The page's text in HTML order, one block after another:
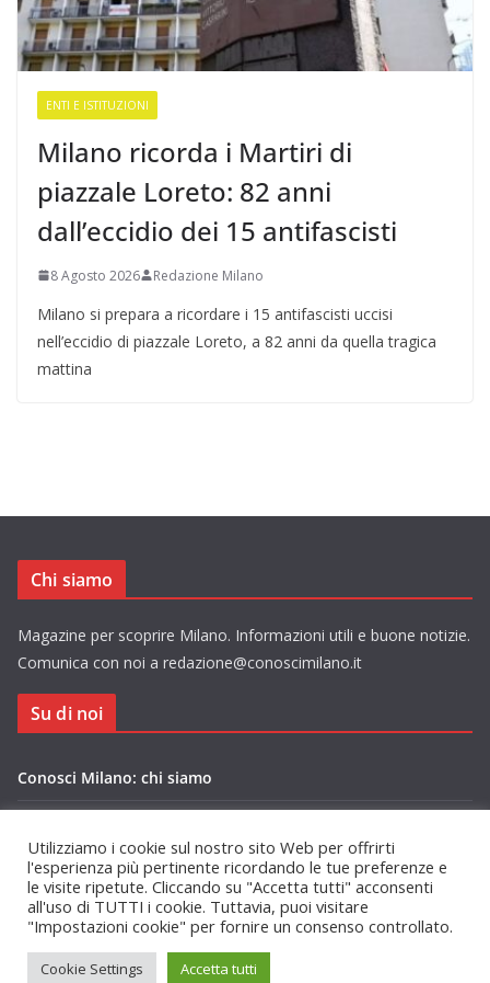
ENTI E ISTITUZIONI
Milano ricorda i Martiri di
piazzale Loreto: 82 anni
dall’eccidio dei 15 antifascisti
8 Agosto 2026 Redazione Milano
Milano si prepara a ricordare i 15 antifascisti uccisi
nell’eccidio di piazzale Loreto, a 82 anni da quella tragica
mattina
Chi siamo
Magazine per scoprire Milano. Informazioni utili e buone notizie.
Comunica con noi a redazione@conoscimilano.it
Su di noi
Conosci Milano: chi siamo
Copyright © 2026Conosci Milano
Utilizziamo i cookie sul nostro sito Web per offrirti
l'esperienza più pertinente ricordando le tue preferenze e
le visite ripetute. Cliccando su "Accetta tutti" acconsenti
all'uso di TUTTI i cookie. Tuttavia, puoi visitare
"Impostazioni cookie" per fornire un consenso controllato.
Cookie Settings Accetta tutti